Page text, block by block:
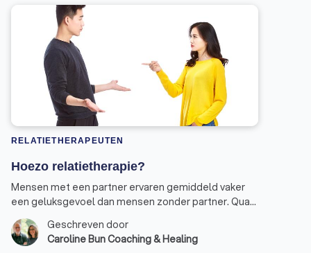
RELATIETHERAPEUTEN
Hoezo relatietherapie?
Mensen met een partner ervaren gemiddeld vaker
een geluksgevoel dan mensen zonder partner. Qua
geluksfactoren heeft alleen je gezondheid een
grotere impact op hoe gelukkig je je voelt. Een
relatie kan je dus geluk en voldoening geven.
Geschreven door
Caroline Bun Coaching & Healing